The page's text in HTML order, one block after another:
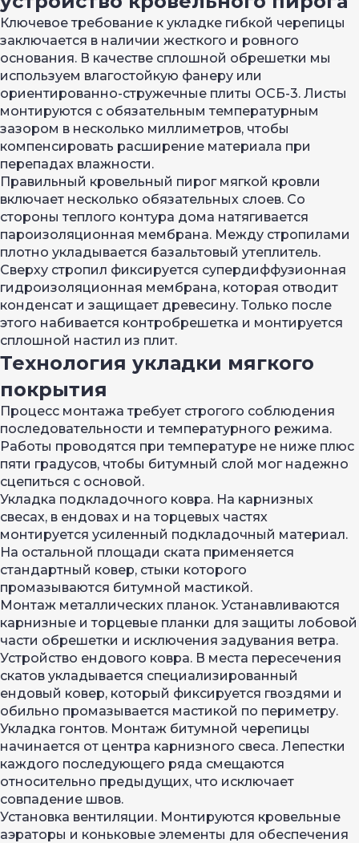
Ключевое требование к укладке гибкой черепицы
заключается в наличии жесткого и ровного
основания. В качестве сплошной обрешетки мы
используем влагостойкую фанеру или
ориентированно-стружечные плиты ОСБ-3. Листы
монтируются с обязательным температурным
зазором в несколько миллиметров, чтобы
компенсировать расширение материала при
перепадах влажности.
Правильный кровельный пирог мягкой кровли
включает несколько обязательных слоев. Со
стороны теплого контура дома натягивается
пароизоляционная мембрана. Между стропилами
плотно укладывается базальтовый утеплитель.
Сверху стропил фиксируется супердиффузионная
гидроизоляционная мембрана, которая отводит
конденсат и защищает древесину. Только после
этого набивается контробрешетка и монтируется
сплошной настил из плит.
Технология укладки мягкого
покрытия
Процесс монтажа требует строгого соблюдения
последовательности и температурного режима.
Работы проводятся при температуре не ниже плюс
пяти градусов, чтобы битумный слой мог надежно
сцепиться с основой.
Укладка подкладочного ковра. На карнизных
свесах, в ендовах и на торцевых частях
монтируется усиленный подкладочный материал.
На остальной площади ската применяется
стандартный ковер, стыки которого
промазываются битумной мастикой.
Монтаж металлических планок. Устанавливаются
карнизные и торцевые планки для защиты лобовой
части обрешетки и исключения задувания ветра.
Устройство ендового ковра. В места пересечения
скатов укладывается специализированный
ендовый ковер, который фиксируется гвоздями и
обильно промазывается мастикой по периметру.
Укладка гонтов. Монтаж битумной черепицы
начинается от центра карнизного свеса. Лепестки
каждого последующего ряда смещаются
относительно предыдущих, что исключает
совпадение швов.
Установка вентиляции. Монтируются кровельные
аэраторы и коньковые элементы для обеспечения